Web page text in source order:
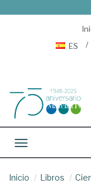
ES
Toggle navigation
Inicio Libros